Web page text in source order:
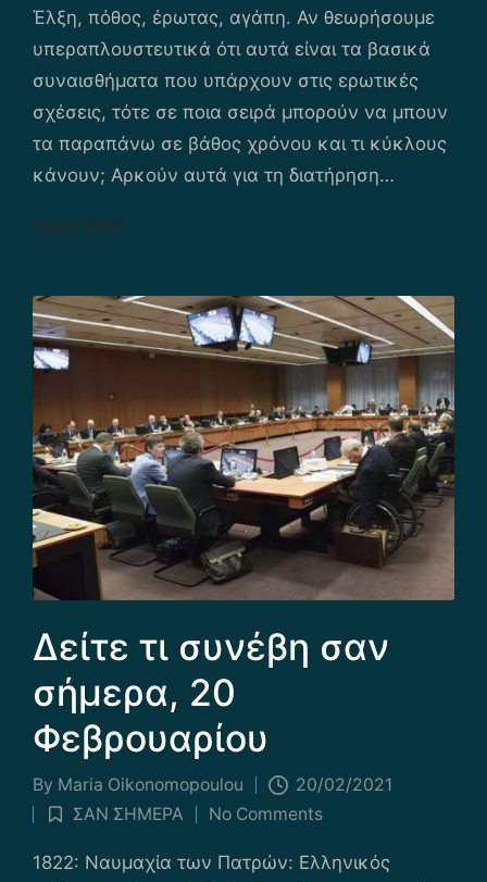
in
Έλξη, πόθος, έρωτας, αγάπη. Αν θεωρήσουμε
υπεραπλουστευτικά ότι αυτά είναι τα βασικά
συναισθήματα που υπάρχουν στις ερωτικές
σχέσεις, τότε σε ποια σειρά μπορούν να μπουν
τα παραπάνω σε βάθος χρόνου και τι κύκλους
κάνουν; Αρκούν αυτά για τη διατήρηση…
Read More
Δείτε τι συνέβη σαν
σήμερα, 20
Φεβρουαρίου
Posted
by
By Maria Οikonomopoulou 20/02/2021
Posted
in
ΣΑΝ ΣΗΜΕΡΑ No Comments
1822: Ναυμαχία των Πατρών: Ελληνικός